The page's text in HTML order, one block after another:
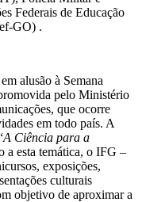
Federais de Educação
GO) .
alusão à Semana
pelo Ministério
que ocorre
em todo país. A
A Ciência para a
a esta temática, o IFG –
exposições,
culturais
objetivo de aproximar a